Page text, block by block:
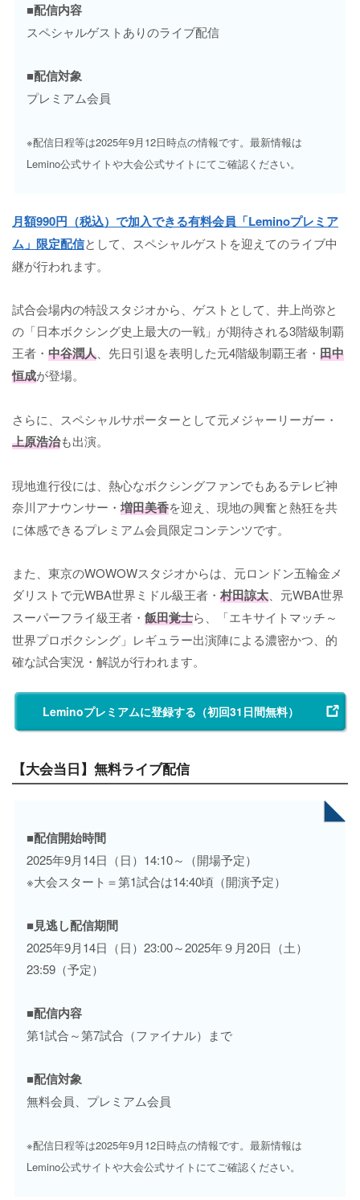
■配信内容
スペシャルゲストありのライブ配信
■配信対象
プレミアム会員
※配信日程等は2025年9月12日時点の情報です。最新情報は
Lemino公式サイトや大会公式サイトにてご確認ください。
月額990円（税込）で加入できる有料会員「Leminoプレミア
ム」限定配信として、スペシャルゲストを迎えてのライブ中
継が行われます。
試合会場内の特設スタジオから、ゲストとして、井上尚弥と
の「日本ボクシング史上最大の一戦」が期待される3階級制覇
王者・ 中谷潤人、先日引退を表明した元4階級制覇王者・ 田中
恒成が登場。
さらに、スペシャルサポーターとして元メジャーリーガー・
上原浩治も出演。
現地進行役には、熱心なボクシングファンでもあるテレビ神
奈川アナウンサー・ 増田美香を迎え、現地の興奮と熱狂を共
に体感できるプレミアム会員限定コンテンツです。
また、東京のWOWOWスタジオからは、元ロンドン五輪金メ
ダリストで元WBA世界ミドル級王者・ 村田諒太、元WBA世界
スーパーフライ級王者・ 飯田覚士ら、「エキサイトマッチ～
世界プロボクシング」レギュラー出演陣による濃密かつ、的
確な試合実況・解説が行われます。
Leminoプレミアムに登録する（初回31日間無料）
【大会当日】無料ライブ配信
■配信開始時間
2025年9月14日（日）14:10～（開場予定）
※大会スタート＝第1試合は14:40頃（開演予定）
■見逃し配信期間
2025年9月14日（日）23:00～2025年９月20日（土）
23:59（予定）
■配信内容
第1試合～第7試合（ファイナル）まで
■配信対象
無料会員、プレミアム会員
※配信日程等は2025年9月12日時点の情報です。最新情報は
Lemino公式サイトや大会公式サイトにてご確認ください。